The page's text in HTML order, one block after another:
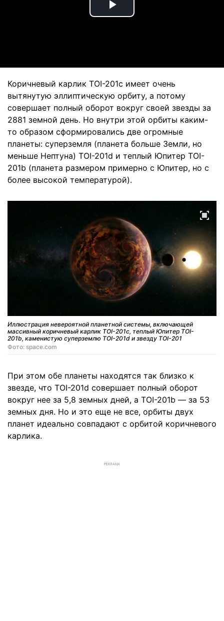
Play
Коричневый карлик TOI-201c имеет очень
вытянутую эллиптическую орбиту, а потому
совершает полный оборот вокруг своей звезды за
2881 земной день. Но внутри этой орбиты каким-
то образом сформировались две огромные
планеты: суперземля (планета больше Земли, но
меньше Нептуна) TOI-201d и теплый Юпитер TOI-
201b (планета размером примерно с Юпитер, но с
более высокой температурой).
Иллюстрация невероятной планетной системы, включающей
массивный коричневый карлик TOI-201c, теплый Юпитер TOI-
201b, каменистую суперземлю TOI-201d и звезду TOI-201
Фото: space.com
При этом обе планеты находятся так близко к
звезде, что TOI-201d совершает полный оборот
вокруг нее за 5,8 земных дней, а TOI-201b — за 53
земных дня. Но и это еще не все, орбиты двух
планет идеально совпадают с орбитой коричневого
карлика.
РЕКЛАМА